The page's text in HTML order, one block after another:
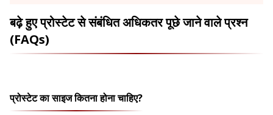
बढ़े हुए प्रोस्टेट से संबंधित अधिकतर पूछे जाने वाले प्रश्न
(FAQs)
प्रोस्टेट का साइज कितना होना चाहिए?